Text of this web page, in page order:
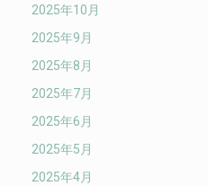
2025年10月
2025年9月
2025年8月
2025年7月
2025年6月
2025年5月
2025年4月